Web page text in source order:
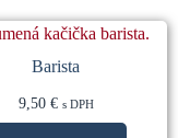
Barista
9,50 € s DPH